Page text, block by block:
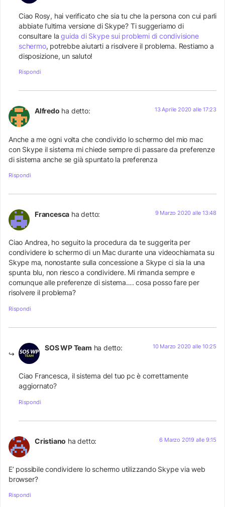
Ciao Rosy, hai verificato che sia tu che la persona con cui parli
abbiate l’ultima versione di Skype? Ti suggeriamo di
consultare laguida di Skype sui problemi di condivisione
schermo, potrebbe aiutarti a risolvere il problema. Restiamo a
disposizione, un saluto!
Rispondi
Alfredo ha detto: 13 Aprile 2020 alle 17:23
Anche a me ogni volta che condivido lo schermo del mio mac
con Skype il sistema mi chiede sempre di passare da preferenze
di sistema anche se già spuntato la preferenza
Rispondi
Francesca ha detto: 9 Marzo 2020 alle 13:48
Ciao Andrea, ho seguito la procedura da te suggerita per
condividere lo schermo di un Mac durante una videochiamata su
Skype ma, nonostante sulla concessione a Skype ci sia la una
spunta blu, non riesco a condividere. Mi rimanda sempre e
comunque alle preferenze di sistema…. cosa posso fare per
risolvere il problema?
Rispondi
SOS WP Team ha detto: 10 Marzo 2020 alle 10:25
Ciao Francesca, il sistema del tuo pc è correttamente
aggiornato?
Rispondi
Cristiano ha detto: 6 Marzo 2019 alle 9:15
E’ possibile condividere lo schermo utilizzando Skype via web
browser?
Rispondi